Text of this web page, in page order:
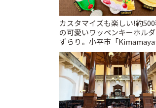
カスタマイズも楽しい!約
の可愛いワッペンキーホル
ずらり。小平市「Kimamaya
T&K」 | ことりっぷ